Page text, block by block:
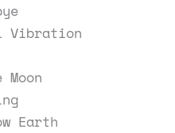
Vibration
Moon
Earth